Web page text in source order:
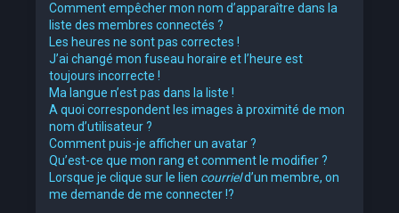
Comment empêcher mon nom d’apparaître dans la
liste des membres connectés ?
Les heures ne sont pas correctes !
J’ai changé mon fuseau horaire et l’heure est
toujours incorrecte !
Ma langue n’est pas dans la liste !
A quoi correspondent les images à proximité de mon
nom d’utilisateur ?
Comment puis-je afficher un avatar ?
Qu’est-ce que mon rang et comment le modifier ?
Lorsque je clique sur le lien courrield’un membre, on
me demande de me connecter !?